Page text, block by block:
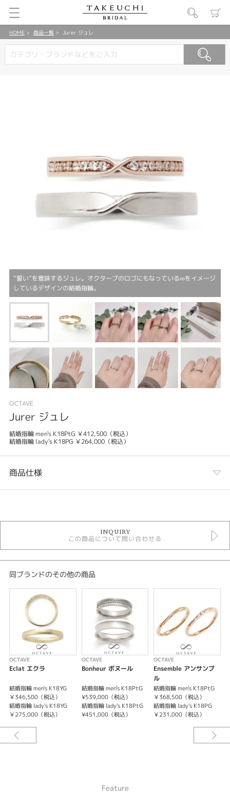
HOME 商品一覧 Jurer ジュレ
‟誓い”を意味するジュレ。オクターブのロゴにもなっている∞をイメージ
しているデザインの結婚指輪。
OCTAVE
Jurer ジュレ
結婚指輪 men's K18PtG ￥412,500（税込）
結婚指輪 lady's K18PG ￥264,000（税込）
商品仕様
結婚指輪 ラグジュアリー
結婚指輪 ＞ ペアで20～30万円
デザイン
テイスト
結婚指輪 ラグジュアリー
レディース
紹介文
OCTAVE【Jurer】ジュレ
重なり合い 支え合う ふたりのこころ。ずっと ずっとこれからも…。心に誓
う 永遠の愛。∞（無限大）のマークをイメージした結婚指輪（マリッジリン
INQUIRY
この商品について問い合わせる
同ブランドのその他の商品
OCTAVE
Eclat エクラ
結婚指輪 men's K18YG
￥346,500（税込）
結婚指輪 lady's K18YG
￥275,000（税込）
OCTAVE
Bonheur ボヌール
結婚指輪 men's K18PtG
¥539,000（税込）
結婚指輪 lady's K18PtG
¥451,000（税込）
OCTAVE
Ensemble アンサンブ
ル
結婚指輪 men's K18PtG
￥368,500（税込）
結婚指輪 lady's K18PG
￥231,000（税込）
Feature